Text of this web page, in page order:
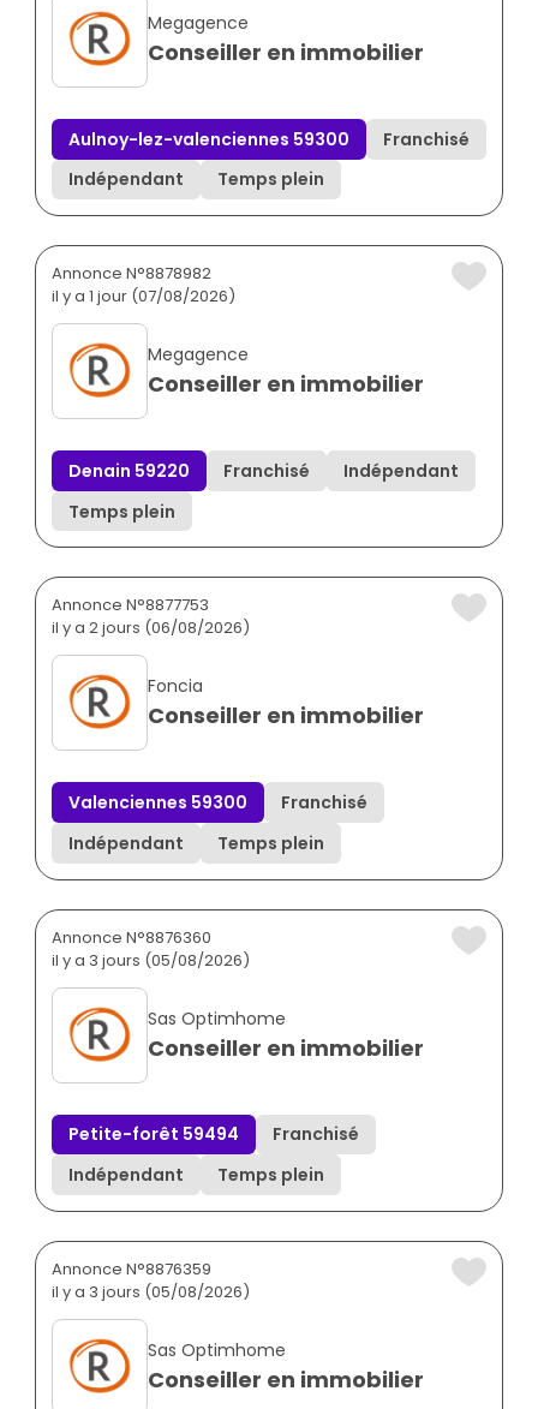
Megagence
Conseiller en immobilier
Aulnoy-lez-valenciennes 59300
Franchisé
Indépendant
Temps plein
Annonce N°8878982
il y a 1 jour (07/08/2026)
Megagence
Conseiller en immobilier
Denain 59220 Franchisé
Indépendant
Temps plein
Annonce N°8877753
il y a 2 jours (06/08/2026)
Foncia
Conseiller en immobilier
Valenciennes 59300
Franchisé
Indépendant
Temps plein
Annonce N°8876360
il y a 3 jours (05/08/2026)
Sas Optimhome
Conseiller en immobilier
Petite-forêt 59494
Franchisé
Indépendant
Temps plein
Annonce N°8876359
il y a 3 jours (05/08/2026)
Sas Optimhome
Conseiller en immobilier